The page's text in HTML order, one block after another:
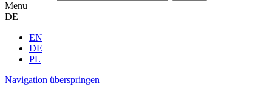
Menu
DE
EN
DE
PL
Navigation überspringen